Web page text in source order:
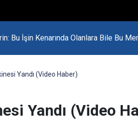
Bu İşin Kenarında Olanlara Bile Bu
Yandı (Video Haber)
Yandı (Video